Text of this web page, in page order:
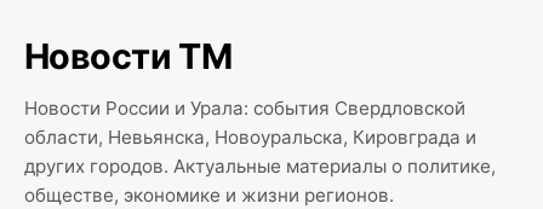
Новости ТМ
Новости России и Урала: события Свердловской
области, Невьянска, Новоуральска, Кировграда и
других городов. Актуальные материалы о политике,
обществе, экономике и жизни регионов.